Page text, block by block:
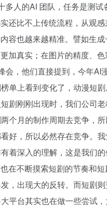
人的AI 团队，任务是测
还比不上传统流程，从观
容也越来越精准。譬如生
加真实；在图片的精度、
，他们直接提到，今年
单上看到变化了，动漫短
剧刚刚出现时，我们公司
个月的制作周期去竞争，
好，所以必然存在竞争。
着深入的理解，这是我们
在不断摸索短剧的节奏和
，出现大的反转。而短剧
平台其实也在做一些尝试